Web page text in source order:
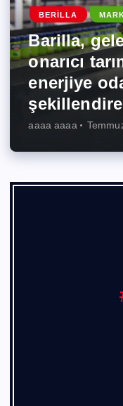
BERILLA
Barilla,
onarıcı
enerjiye
aaaa aaaa